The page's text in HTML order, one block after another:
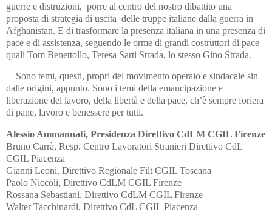
guerre e distruzioni, porre al centro del nostro dibattito una
proposta di strategia di uscita delle truppe italiane dalla guerra in
Afghanistan. E di trasformare la presenza italiana in una presenza di
pace e di assistenza, seguendo le orme di grandi costruttori di pace
quali Tom Benettollo, Teresa Sarti Strada, lo stesso Gino Strada.
Sono temi, questi, propri del movimento operaio e sindacale sin
dalle origini, appunto. Sono i temi della emancipazione e
liberazione del lavoro, della libertà e della pace, ch’è sempre foriera
di pane, lavoro e benessere per tutti.
Alessio Ammannati, Presidenza Direttivo CdLM CGIL Firenze
Bruno Carrà, Resp. Centro Lavoratori Stranieri Direttivo CdL
CGIL Piacenza
Gianni Leoni, Direttivo Regionale Filt CGIL Toscana
Paolo Niccoli, Direttivo CdLM CGIL Firenze
Rossana Sebastiani, Direttivo CdLM CGIL Firenze
Walter Tacchinardi, Direttivo CdL CGIL Piacenza